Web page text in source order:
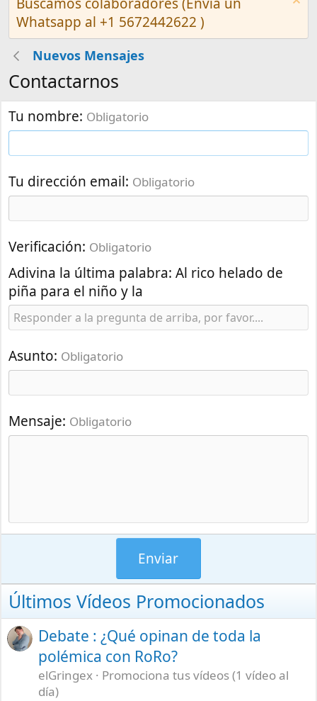
Buscamos colaboradores (Envia un
Whatsapp al +1 5672442622 )
Nuevos Mensajes
Contactarnos
Tu nombre Obligatorio
Tu dirección email Obligatorio
Verificación Obligatorio
Adivina la última palabra: Al rico helado de
piña para el niño y la
Asunto Obligatorio
Mensaje Obligatorio
Enviar
Últimos Vídeos Promocionados
Debate : ¿Qué opinan de toda la
polémica con RoRo?
elGringex
Promociona tus vídeos (1 vídeo al
día)